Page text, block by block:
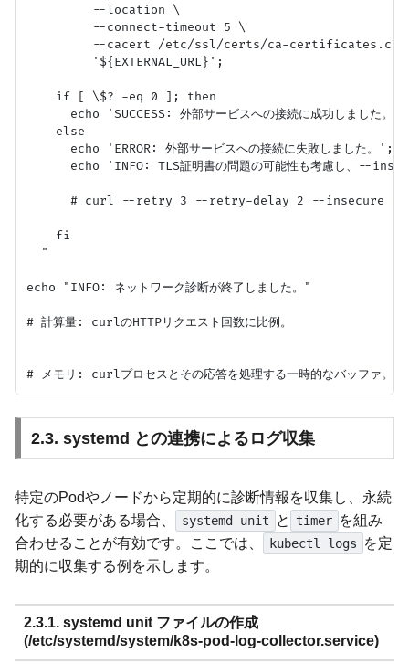
         --location \
         --connect-timeout 5 \
--cacert /etc/ssl/certs/ca-certificates.crt
         '${EXTERNAL_URL}';
    if [ \$? -eq 0 ]; then
      echo 'SUCCESS: 外部サービスへの接続に成功しました。';
    else
      echo 'ERROR: 外部サービスへの接続に失敗しました。';
echo 'INFO: TLS証明書の問題の可能性も考慮し、--
# curl --retry 3 --retry-delay 2 --insecure
    fi
  "
echo "INFO: ネットワーク診断が終了しました。"
# 計算量: curlのHTTPリクエスト回数に比例。
2.3. systemd との連携によるログ収集
特定のPodやノードから定期的に診断情報を収集し、永続
化する必要がある場合、
systemd unit と timer を組み
合わせることが有効です。ここでは、
kubectl logs
を定
期的に収集する例を示します。
2.3.1. systemd unit ファイルの作成
(/etc/systemd/system/k8s-pod-log-collector.service)